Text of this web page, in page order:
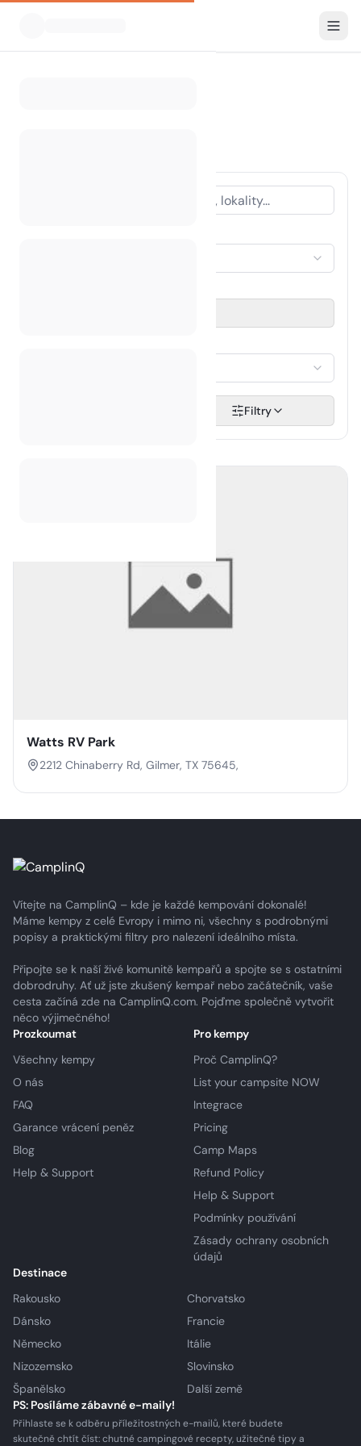
Filtry
Watts RV Park
2212 Chinaberry Rd, Gilmer, TX 75645,
Vítejte na CamplinQ – kde je každé kempování dokonalé!
Máme kempy z celé Evropy i mimo ni, všechny s podrobnými
popisy a praktickými filtry pro nalezení ideálního místa.
Připojte se k naší živé komunitě kempařů a spojte se s ostatními
dobrodruhy. Ať už jste zkušený kempař nebo začátečník, vaše
cesta začíná zde na CamplinQ.com. Pojďme společně vytvořit
něco výjimečného!
Prozkoumat
Všechny kempy
O nás
FAQ
Garance vrácení peněz
Blog
Help & Support
Pro kempy
Proč CamplinQ?
List your campsite NOW
Integrace
Pricing
Camp Maps
Refund Policy
Help & Support
Podmínky používání
Zásady ochrany osobních
údajů
Destinace
Rakousko
Chorvatsko
Dánsko
Francie
Německo
Itálie
Nizozemsko
Slovinsko
Španělsko
Další země
PS: Posíláme zábavné e-maily!
Přihlaste se k odběru příležitostných e-mailů, které budete
skutečně chtít číst: chutné campingové recepty, užitečné tipy a